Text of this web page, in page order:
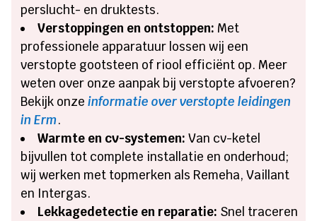
perslucht- en druktests.
Verstoppingen en ontstoppen: Met
professionele apparatuur lossen wij een
verstopte gootsteen of riool efficiënt op. Meer
weten over onze aanpak bij verstopte afvoeren?
Bekijk onzeinformatie over verstopte leidingen
in Erm.
Warmte en cv-systemen:Van cv-ketel
bijvullen tot complete installatie en onderhoud;
wij werken met topmerken als Remeha, Vaillant
en Intergas.
Lekkagedetectie en reparatie: Snel traceren